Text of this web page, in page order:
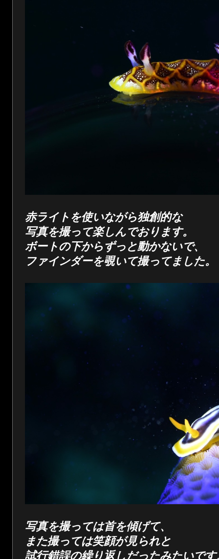
赤ライトを使いながら独創的な
写真を撮って楽しんでおります。
ボートの下からずっと動かないで、
ファインダーを覗いて撮ってました。
写真を撮っては首を傾げて、
また撮っては笑顔が見られと
試行錯誤の繰り返しだったみたいです